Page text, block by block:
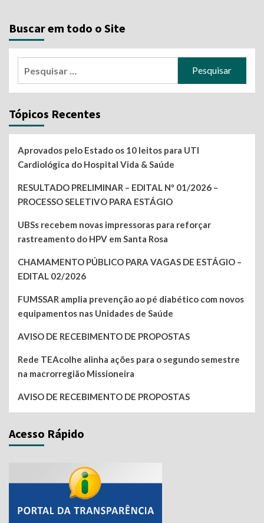
Buscar em todo o Site
Tópicos Recentes
Aprovados pelo Estado os 10 leitos para UTI
Cardiológica do Hospital Vida & Saúde
RESULTADO PRELIMINAR – EDITAL Nº 01/2026 –
PROCESSO SELETIVO PARA ESTÁGIO
UBSs recebem novas impressoras para reforçar
rastreamento do HPV em Santa Rosa
CHAMAMENTO PÚBLICO PARA VAGAS DE ESTÁGIO –
EDITAL 02/2026
FUMSSAR amplia prevenção ao pé diabético com novos
equipamentos nas Unidades de Saúde
AVISO DE RECEBIMENTO DE PROPOSTAS
Rede TEAcolhe alinha ações para o segundo semestre
na macrorregião Missioneira
AVISO DE RECEBIMENTO DE PROPOSTAS
Acesso Rápido